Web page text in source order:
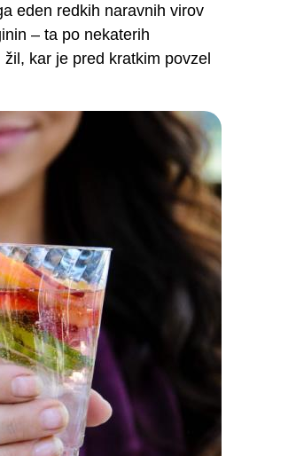
eden redkih naravnih virov
– ta po nekaterih
kar je pred kratkim povzel